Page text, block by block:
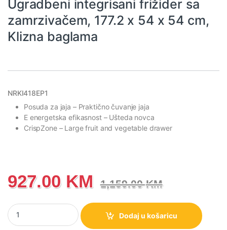
Ugradbeni integrisani frižider sa
zamrzivačem, 177.2 x 54 x 54 cm,
Klizna baglama
NRKI418EP1
Posuda za jaja – Praktično čuvanje jaja
E energetska efikasnost – Ušteda novca
CrispZone – Large fruit and vegetable drawer
927.00 KM 1,159.00KM
NRKI418EP1 Gorenje G200 Ugradbeni integrisani frižider sa
Dodaj u košaricu